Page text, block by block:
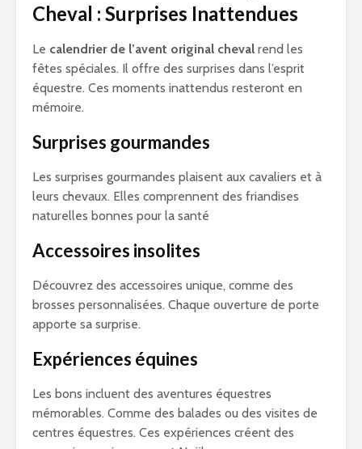
Cheval : Surprises Inattendues
Le calendrier de l’avent original cheval rend les
fêtes spéciales. Il offre des surprises dans l’esprit
équestre. Ces moments inattendus resteront en
mémoire.
Surprises gourmandes
Les surprises gourmandes plaisent aux cavaliers et à
leurs chevaux. Elles comprennent des friandises
naturelles bonnes pour la santé
Accessoires insolites
Découvrez des accessoires unique, comme des
brosses personnalisées. Chaque ouverture de porte
apporte sa surprise.
Expériences équines
Les bons incluent des aventures équestres
mémorables. Comme des balades ou des visites de
centres équestres. Ces expériences créent des